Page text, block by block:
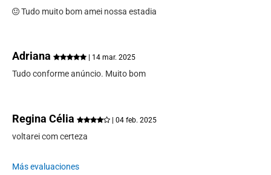
Tudo muito bom amei nossa estadia
Adriana | 14 mar. 2025
Tudo conforme anúncio. Muito bom
Regina Célia | 04 feb. 2025
voltarei com certeza
Más evaluaciones